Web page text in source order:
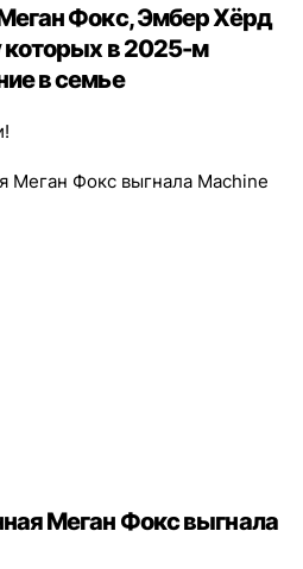
Фокс, Эмбер Хёрд
которых в 2025-м
в семье
Меган Фокс выгнала